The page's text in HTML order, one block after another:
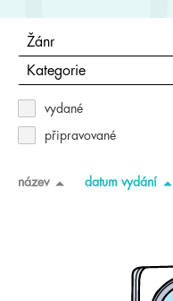
Žánr
Kategorie
vydané
připravované
název datum vydání